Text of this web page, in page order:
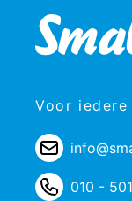
Voor
010 -